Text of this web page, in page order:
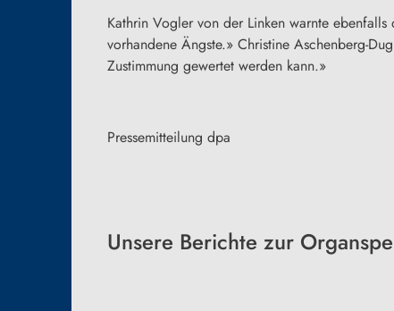
Kathrin Vogler von der Linken warnte
vorhandene Ängste.» Christine Aschenberg-
Zustimmung gewertet werden kann.»
Pressemitteilung dpa
Unsere Berichte zur